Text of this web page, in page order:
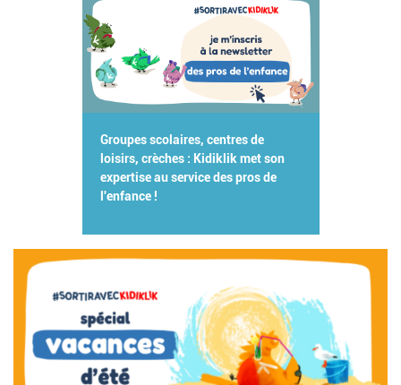
Groupes scolaires, centres de
loisirs, crèches : Kidiklik met son
expertise au service des pros de
l'enfance !